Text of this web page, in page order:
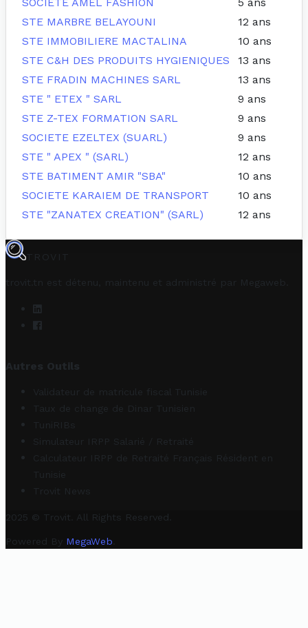
STE MARBRE BELAYOUNI
12 ans
STE IMMOBILIERE MACTALINA
10 ans
STE C&H DES PRODUITS HYGIENIQUES
13 ans
STE FRADIN MACHINES SARL
13 ans
STE " ETEX " SARL
9 ans
STE Z-TEX FORMATION SARL
9 ans
SOCIETE EZELTEX (SUARL)
9 ans
STE " APEX " (SARL)
12 ans
STE BATIMENT AMIR "SBA"
10 ans
SOCIETE KARAIEM DE TRANSPORT
10 ans
STE "ZANATEX CREATION" (SARL)
12 ans
TROVIT
trovit.tn est détenu, maintenu et administré par Megaweb
Autres Outils
Validateur de matricule fiscal Tunisie
Taux de change de Dinar Tunisien
TuniRIBs
Simulateur IRPP Salarié / Retraité
Calculateur IRPP de Retraité Français Résident en
Tunisie
Trovit News
2025 © Trovit. All Rights Reserved.
Powered By MegaWeb